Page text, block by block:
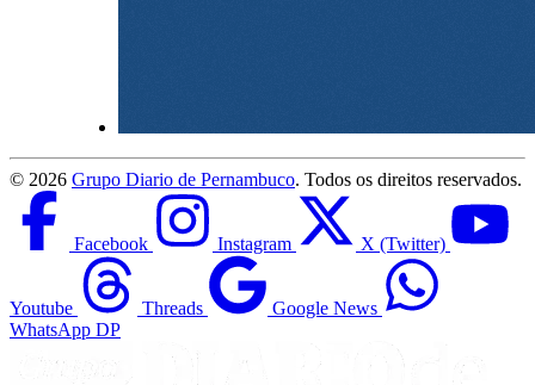
© 2026 Grupo Diario de Pernambuco. Todos os direitos reservados.
Facebook Instagram X (Twitter)
Youtube Threads
Google News
WhatsApp DP